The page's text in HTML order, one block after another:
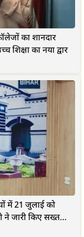
का शानदार
शिक्षा का नया द्वार
में 21 जुलाई को
ने जारी किए सख्त